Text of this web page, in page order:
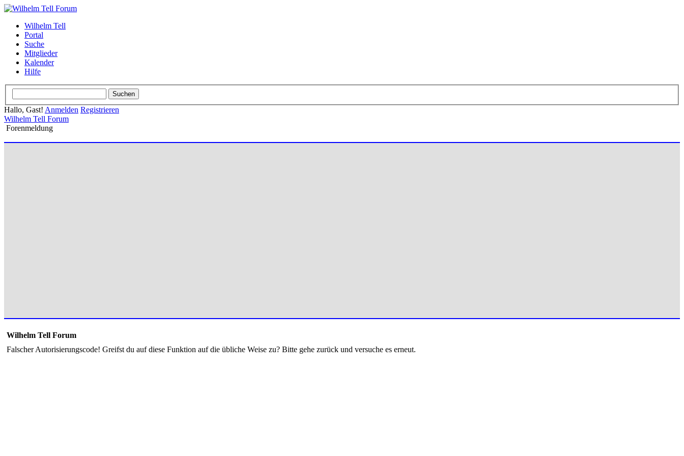
Wilhelm Tell
Portal
Suche
Mitglieder
Kalender
Hilfe
Hallo, Gast! Anmelden Registrieren
Wilhelm Tell Forum
Forenmeldung
Wilhelm Tell Forum
Falscher Autorisierungscode! Greifst du auf diese Funktion auf die übliche Weise zu? Bitte gehe zurück und versuche es erneut.